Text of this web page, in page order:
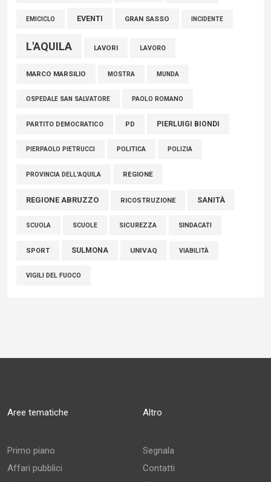
EMICICLO EVENTI GRAN SASSO INCIDENTE
L'AQUILA LAVORI LAVORO
MARCO MARSILIO MOSTRA MUNDA
OSPEDALE SAN SALVATORE PAOLO ROMANO
PARTITO DEMOCRATICO PD PIERLUIGI BIONDI
PIERPAOLO PIETRUCCI POLITICA POLIZIA
PROVINCIA DELL'AQUILA REGIONE
REGIONE ABRUZZO RICOSTRUZIONE SANITÀ
SCUOLA SCUOLE SICUREZZA SINDACATI
SPORT SULMONA UNIVAQ VIABILITÀ
VIGILI DEL FUOCO
Aree tematiche
Primo piano
Affari pubblici
Altro
Segnala
Contatti